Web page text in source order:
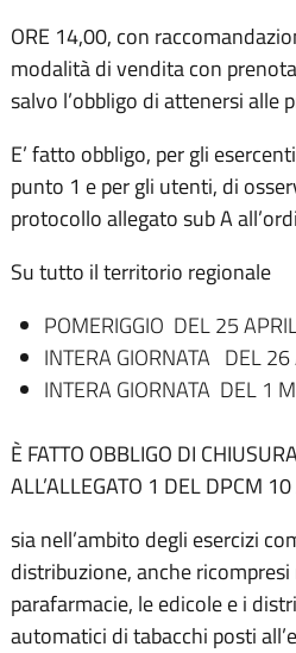
ORE 14,00, con
modalità di vendita con
salvo l’obbligo di attenersi alle
E’ fatto obbligo, per gli
punto 1 e per gli utenti, di
protocollo allegato sub A
Su tutto il territorio regionale
POMERIGGIO DEL 25
INTERA GIORNATA DEL
INTERA GIORNATA DEL 1
È FATTO OBBLIGO DI
ALL’ALLEGATO 1 DEL DPCM
sia nell’ambito degli esercizi
distribuzione, anche
parafarmacie, le edicole e i
automatici di tabacchi posti